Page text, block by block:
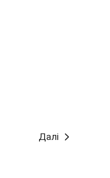
Далі